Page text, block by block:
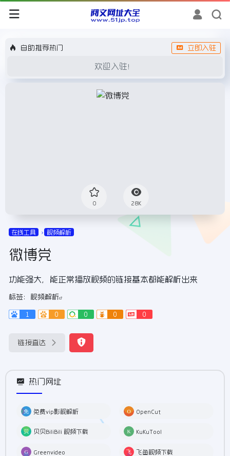
自助推荐热门 立即入驻
欢迎入驻！
0 28K
在线工具 视频解析
微博党
功能强大，能正常播放视频的链接基本都能解析出来
标签： 视频解析
1 0 0 0 0
链接直达
热门网址
免费vip影视解析 OpenCut
贝贝BiliBili 视频下载 KuKuTool
Greenvideo 飞鱼视频下载